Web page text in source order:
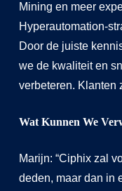
Mining en meer
Hyperautomation-
Door de juiste
we de kwaliteit en
verbeteren. Klanten
Wat Kunnen We
Marijn: “Ciphix zal
deden, maar dan in